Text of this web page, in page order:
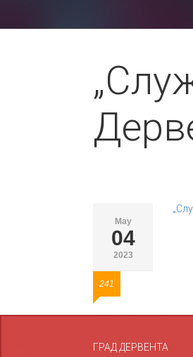
May
04
2023
241
ГРАД ДЕРВЕНТА